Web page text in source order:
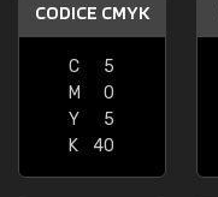
CODICE CMYK
C
5
M
0
Y
5
K
40